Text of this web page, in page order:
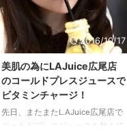
～(^^)/ 夏って汗と皮脂で化粧が崩
れやすくて、 油分の多い化粧下
地だと、朝つけて夕方になる頃に
はドロドロベタベタした感じにな
ってしまっていたり、 それが原
因で毛穴に油が詰まってニキビが
できたりしてしまうので、 プリ
マヴィスタの化粧下地の長時間サ
ラサラ感がキープされるところが
2016/10/17
美肌の為にLAJuice広尾店
のコールドプレスジュースで
ビタミンチャージ！
先日、またまたL.AJuice広尾店で
コールドプレスジュースを飲んで